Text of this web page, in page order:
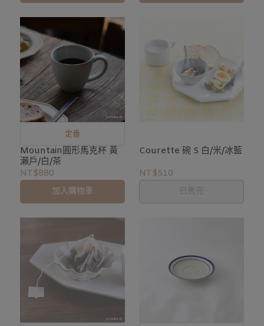
定番
Mountain圓形馬克杯 黃
瀨戶/白/茶
NT$880
加入購物車
Courette 碗 S 白/米/冰藍
NT$510
已售完